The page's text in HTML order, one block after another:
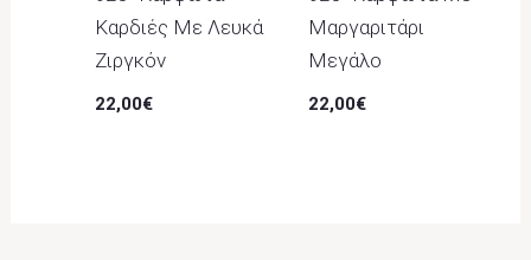
Καρδιές Με Λευκά
Ζιργκόν
22,00€
Μαργαριτάρι
Μεγάλο
22,00€